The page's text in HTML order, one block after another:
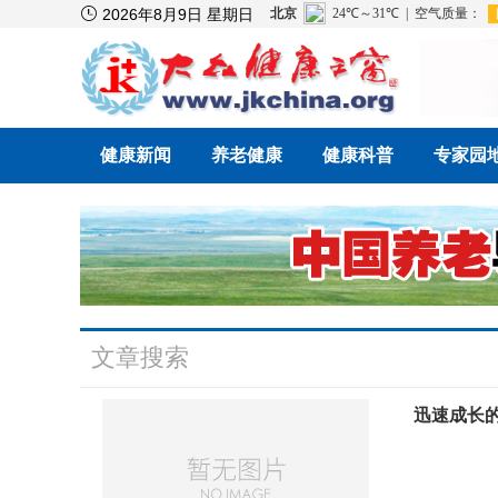
 2026年8月9日 星期日
健康新闻 养老健康 健康科普 专家园
文章搜索
迅速成长